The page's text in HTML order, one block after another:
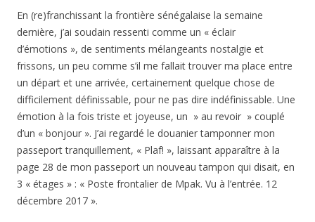
En (re)franchissant la frontière sénégalaise la semaine
dernière, j’ai soudain ressenti comme un « éclair
d’émotions », de sentiments mélangeants nostalgie et
frissons, un peu comme s’il me fallait trouver ma place entre
un départ et une arrivée, certainement quelque chose de
difficilement définissable, pour ne pas dire indéfinissable. Une
émotion à la fois triste et joyeuse, un » au revoir » couplé
d’un « bonjour ». J’ai regardé le douanier tamponner mon
passeport tranquillement, « Plaf! », laissant apparaître à la
page 28 de mon passeport un nouveau tampon qui disait, en
3 « étages » : « Poste frontalier de Mpak. Vu à l’entrée. 12
décembre 2017 ».